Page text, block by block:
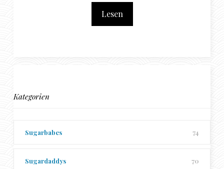
Lesen
Kategorien
Sugarbabes 74
Sugardaddys 70